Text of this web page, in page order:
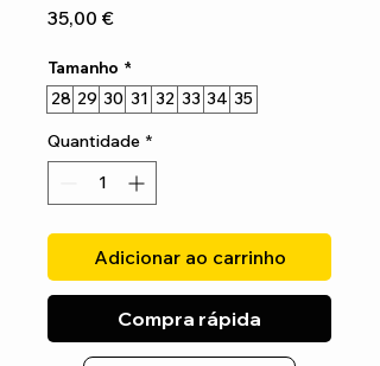
35,00 €Preço
Tamanho *
28 29 30 31 32 33 34 35
Quantidade *
Adicionar ao carrinho
Compra rápida